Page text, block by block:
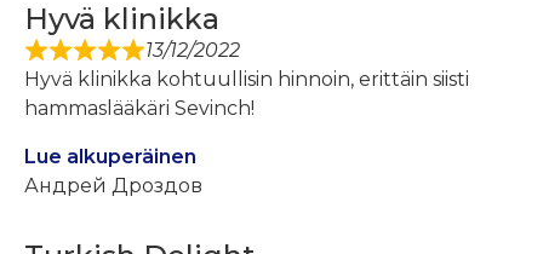
Hyvä klinikka
13/12/2022
Hyvä klinikka kohtuullisin hinnoin, erittäin siisti
hammaslääkäri Sevinch!
Lue alkuperäinen
Андрей Дроздов